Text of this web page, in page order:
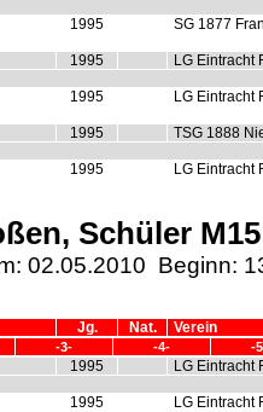
1995 SG 1877
1995 LG Eintracht
1995 LG Eintracht
1995 TSG 1888
1995 LG Eintracht
Schüler
02.05.2010 Beginn:
Jg. Nat. Verein
-3- -4- -
1995 LG Eintracht
1995 LG Eintracht